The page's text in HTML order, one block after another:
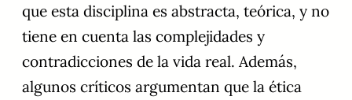
que esta disciplina es abstracta, teórica, y no
tiene en cuenta las complejidades y
contradicciones de la vida real. Además,
algunos críticos argumentan que la ética